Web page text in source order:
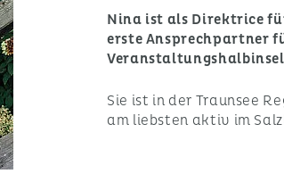
Nina ist als Direktrice
erste Ansprechpartner
Sie ist in der Traunsee
am liebsten aktiv im